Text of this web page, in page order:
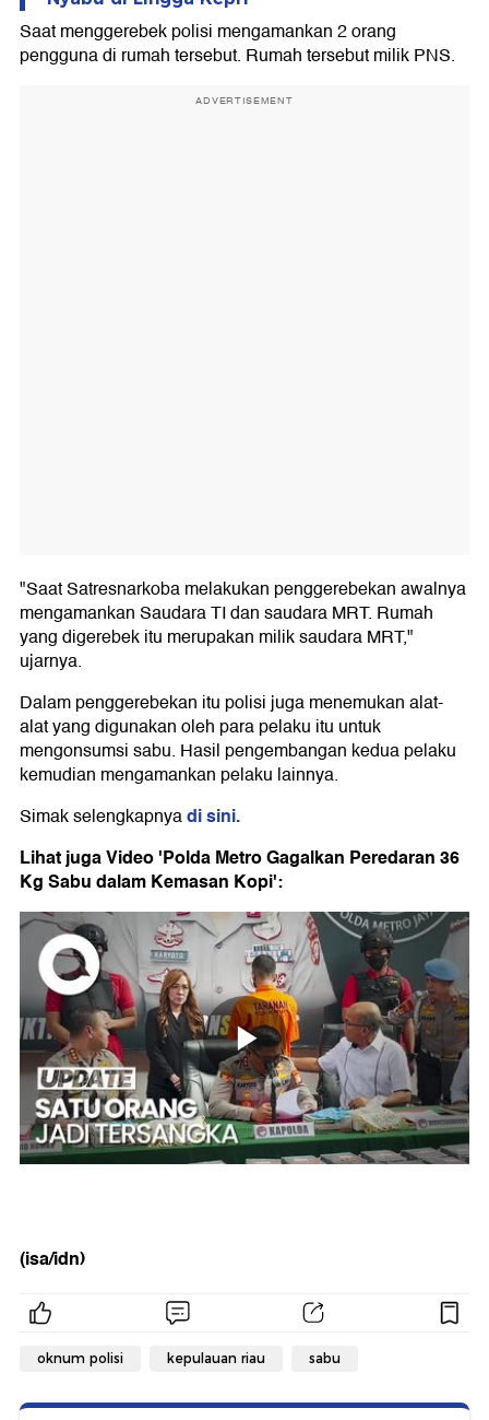
Saat menggerebek polisi mengamankan 2 orang
pengguna di rumah tersebut. Rumah tersebut milik PNS.
ADVERTISEMENT
"Saat Satresnarkoba melakukan penggerebekan awalnya
mengamankan Saudara TI dan saudara MRT. Rumah
yang digerebek itu merupakan milik saudara MRT,"
ujarnya.
Dalam penggerebekan itu polisi juga menemukan alat-
alat yang digunakan oleh para pelaku itu untuk
mengonsumsi sabu. Hasil pengembangan kedua pelaku
kemudian mengamankan pelaku lainnya.
Simak selengkapnyadi sini.
Lihat juga Video 'Polda Metro Gagalkan Peredaran 36
Kg Sabu dalam Kemasan Kopi':
(isa/idn)
oknum polisi kepulauan riau sabu